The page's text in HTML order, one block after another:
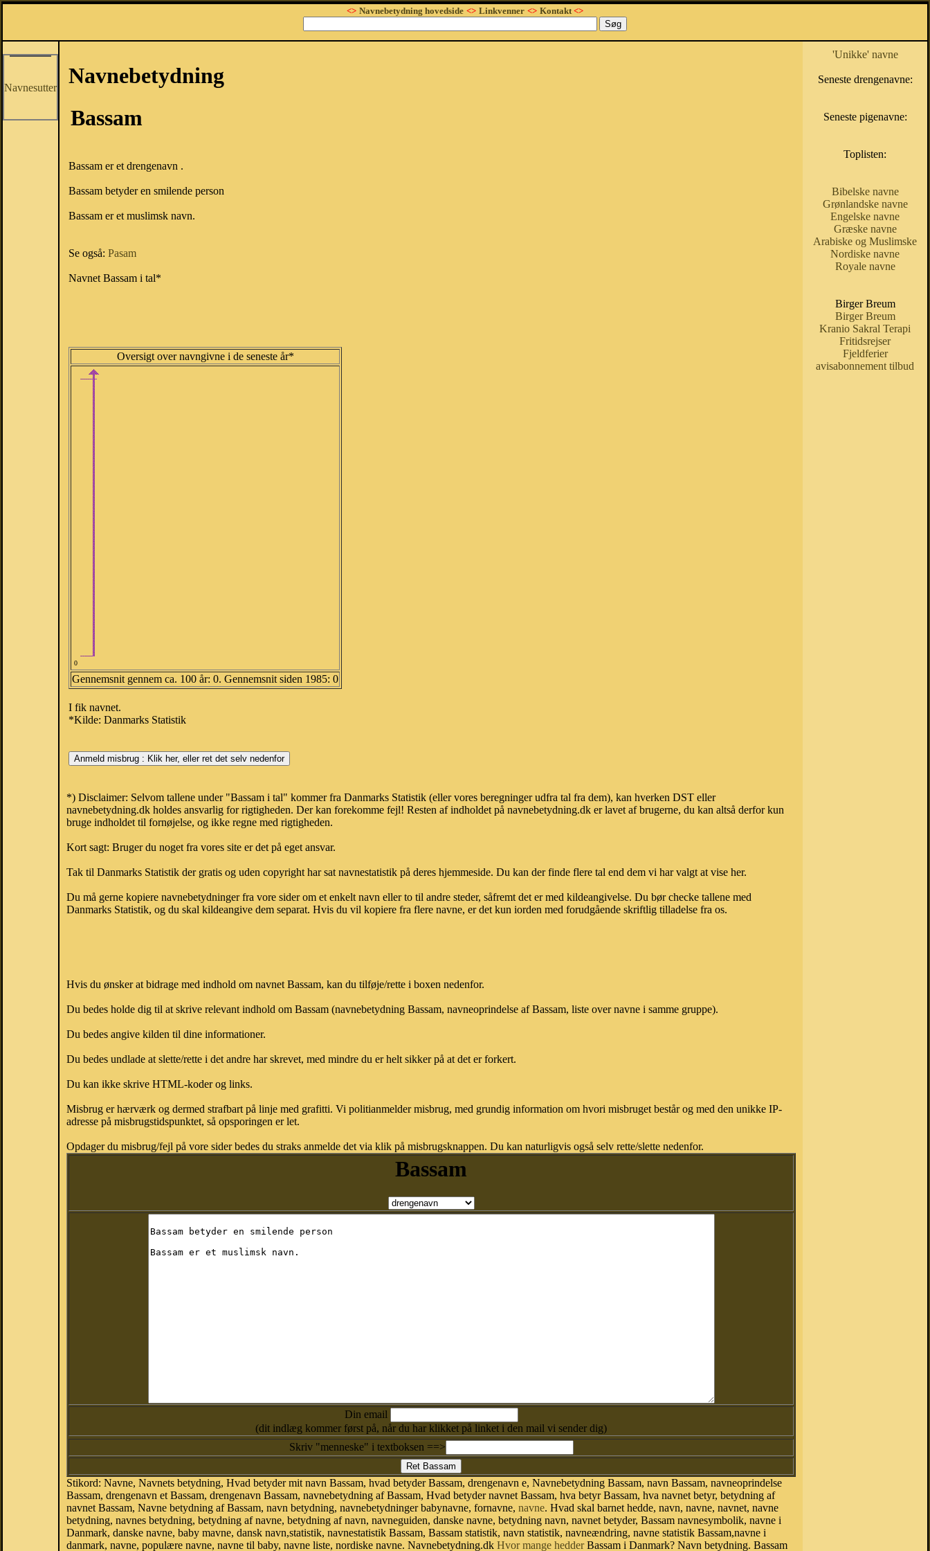
<> Navnebetydning hovedside <> Linkvenner <> Kontakt<>
Navnesutter
Navnebetydning
Bassam
Bassam er et drengenavn .
Bassam betyder en smilende person
Bassam er et muslimsk navn.
Se også: Pasam
Navnet Bassam i tal*
Oversigt over navngivne i de seneste år*
0
Gennemsnit gennem ca. 100 år: 0. Gennemsnit siden 1985: 0
I fik navnet.
*Kilde: Danmarks Statistik
*) Disclaimer: Selvom tallene under "Bassam i tal" kommer fra Danmarks Statistik (eller vores beregninger udfra tal fra dem), kan hverken DST eller
navnebetydning.dk holdes ansvarlig for rigtigheden. Der kan forekomme fejl! Resten af indholdet på navnebetydning.dk er lavet af brugerne, du kan altså derfor kun
bruge indholdet til fornøjelse, og ikke regne med rigtigheden.
Kort sagt: Bruger du noget fra vores site er det på eget ansvar.
Tak til Danmarks Statistik der gratis og uden copyright har sat navnestatistik på deres hjemmeside. Du kan der finde flere tal end dem vi har valgt at vise her.
Du må gerne kopiere navnebetydninger fra vore sider om et enkelt navn eller to til andre steder, såfremt det er med kildeangivelse. Du bør checke tallene med
Danmarks Statistik, og du skal kildeangive dem separat. Hvis du vil kopiere fra flere navne, er det kun iorden med forudgående skriftlig tilladelse fra os.
Hvis du ønsker at bidrage med indhold om navnet Bassam, kan du tilføje/rette i boxen nedenfor.
Du bedes holde dig til at skrive relevant indhold om Bassam (navnebetydning Bassam, navneoprindelse af Bassam, liste over navne i samme gruppe).
Du bedes angive kilden til dine informationer.
Du bedes undlade at slette/rette i det andre har skrevet, med mindre du er helt sikker på at det er forkert.
Du kan ikke skrive HTML-koder og links.
Misbrug er hærværk og dermed strafbart på linje med grafitti. Vi politianmelder misbrug, med grundig information om hvori misbruget består og med den unikke IP-
adresse på misbrugstidspunktet, så opsporingen er let.
Opdager du misbrug/fejl på vore sider bedes du straks anmelde det via klik på misbrugsknappen. Du kan naturligvis også selv rette/slette nedenfor.
Bassam
Din email
(dit indlæg kommer først på, når du har klikket på linket i den mail vi sender dig)
Skriv "menneske" i textboksen ==>
Stikord: Navne, Navnets betydning, Hvad betyder mit navn Bassam, hvad betyder Bassam, drengenavn e, Navnebetydning Bassam, navn Bassam, navneoprindelse
Bassam, drengenavn et Bassam, drengenavn Bassam, navnebetydning af Bassam, Hvad betyder navnet Bassam, hva betyr Bassam, hva navnet betyr, betydning af
navnet Bassam, Navne betydning af Bassam, navn betydning, navnebetydninger babynavne, fornavne, navne. Hvad skal barnet hedde, navn, navne, navnet, navne
betydning, navnes betydning, betydning af navne, betydning af navn, navneguiden, danske navne, betydning navn, navnet betyder, Bassam navnesymbolik, navne i
Danmark, danske navne, baby mavne, dansk navn,statistik, navnestatistik Bassam, Bassam statistik, navn statistik, navneændring, navne statistik Bassam,navne i
danmark, navne, populære navne, navne til baby, navne liste, nordiske navne. Navnebetydning.dk Hvor mange hedderBassam i Danmark? Navn betydning. Bassam
'Unikke' navne
Seneste drengenavne:
Seneste pigenavne:
Toplisten:
Bibelske navne
Grønlandske navne
Engelske navne
Græske navne
Arabiske og Muslimske
Nordiske navne
Royale navne
Birger Breum
Birger Breum
Kranio Sakral Terapi
Fritidsrejser
Fjeldferier
avisabonnement tilbud